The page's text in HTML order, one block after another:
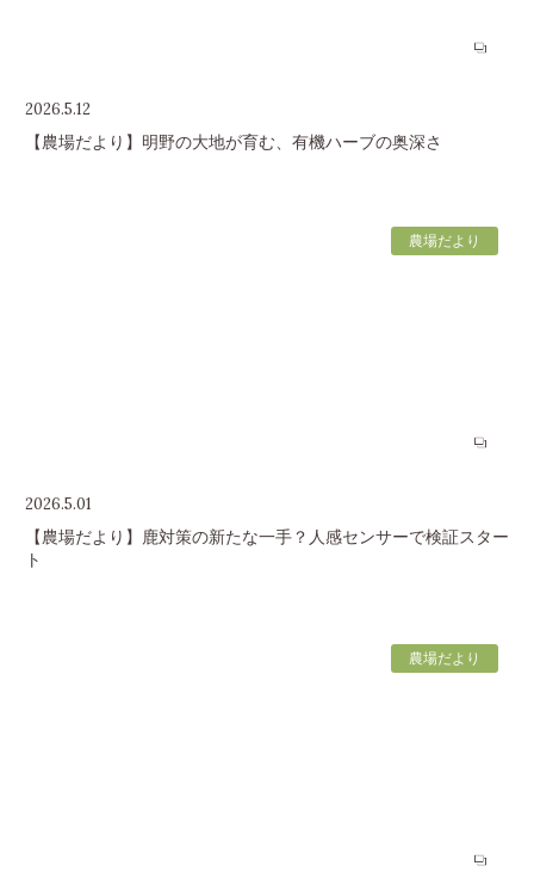
2026.5.12
【農場だより】明野の大地が育む、有機ハーブの奥深さ
農場だより
2026.5.01
【農場だより】鹿対策の新たな一手？人感センサーで検証スター
ト
農場だより